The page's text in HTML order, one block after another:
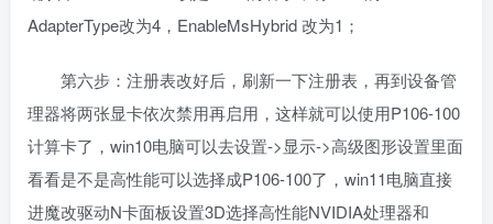
AdapterType改为4，EnableMsHybrid 改为1；
第六步：注册表改好后，刷新一下注册表，再到设备管
理器将两张显卡依次禁用再启用，这样就可以使用P106-100
计算卡了，win10电脑可以去设置->显示->高级图形设置里面
看看是不是高性能可以选择成P106-100了，win11电脑直接
进魔改驱动N卡面板设置3D选择高性能NVIDIA处理器和